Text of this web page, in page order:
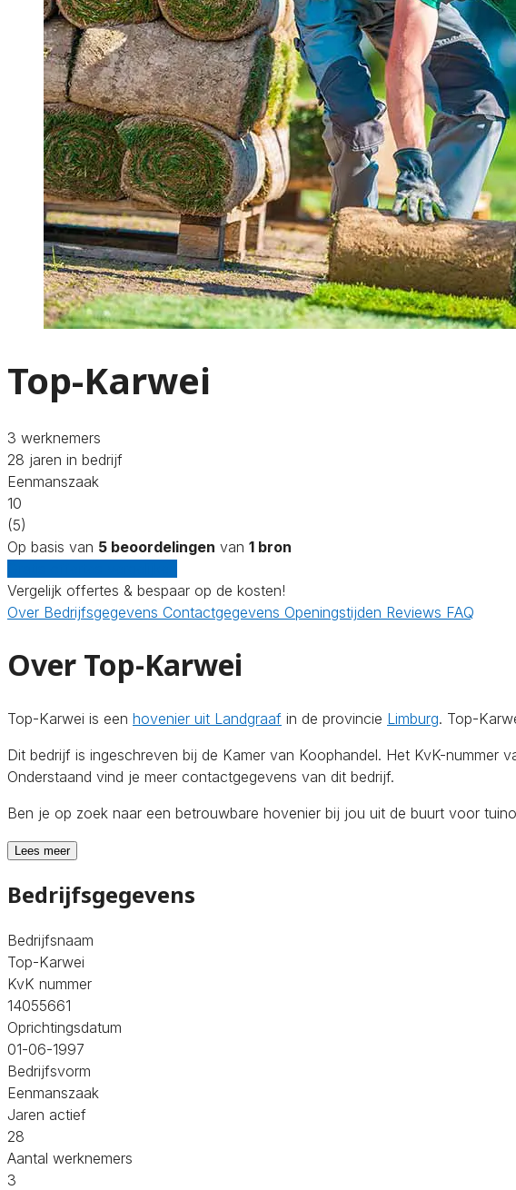
Top-Karwei
3 werknemers
28 jaren in bedrijf
Eenmanszaak
10
(5)
Op basis van 5 beoordelingen van 1 bron
Vergelijk offertes & bespaar op de kosten!
Over Bedrijfsgegevens Contactgegevens Openingstijden Reviews FAQ
Over Top-Karwei
Top-Karwei is een hovenier uit Landgraaf in de provincie Limburg. Top-
Dit bedrijf is ingeschreven bij de Kamer van Koophandel. Het KvK-nummer
Onderstaand vind je meer contactgegevens van dit bedrijf.
Ben je op zoek naar een betrouwbare hovenier bij jou uit de buurt voor
Lees meer
Bedrijfsgegevens
Bedrijfsnaam
Top-Karwei
KvK nummer
14055661
Oprichtingsdatum
01-06-1997
Bedrijfsvorm
Eenmanszaak
Jaren actief
28
Aantal werknemers
3